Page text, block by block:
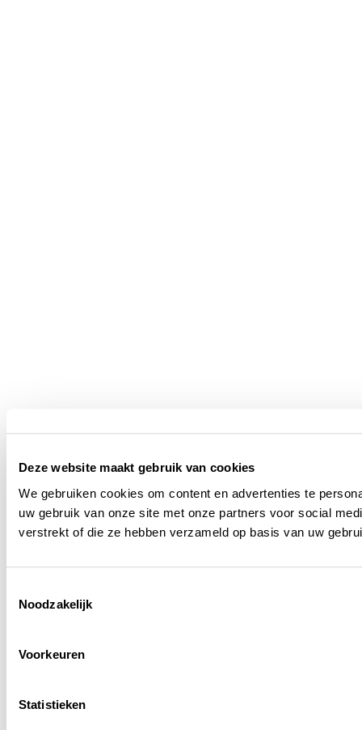
Deze website maakt gebruik van cookies
We gebruiken cookies om content en advertenties te
uw gebruik van onze site met onze partners voor social
verstrekt of die ze hebben verzameld op basis van uw
Noodzakelijk
Voorkeuren
Statistieken